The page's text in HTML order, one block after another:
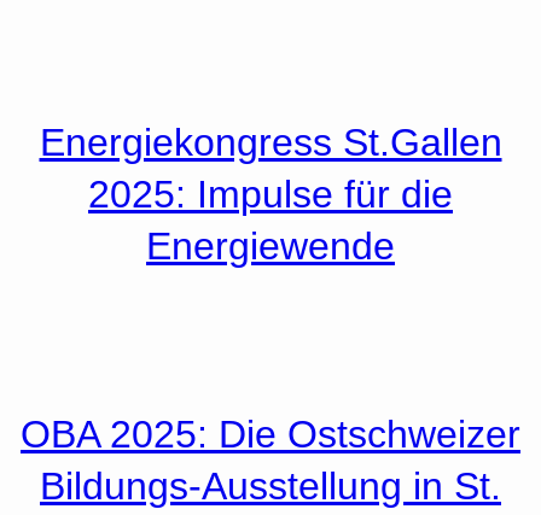
Energiekongress St.Gallen
2025: Impulse für die
Energiewende
OBA 2025: Die Ostschweizer
Bildungs-Ausstellung in St.